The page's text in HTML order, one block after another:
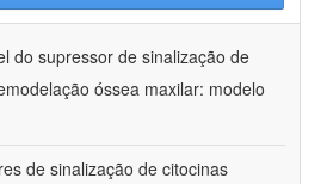
do supressor de sinalização de
óssea maxilar: modelo
de sinalização de citocinas